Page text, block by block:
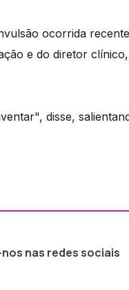
ocorrida
e do diretor
disse,
nas redes sociais